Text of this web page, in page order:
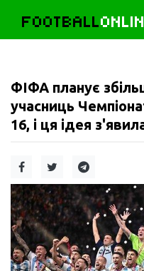
FOOTBALL
ФІФА планує
учасниць
16, і ця ідея